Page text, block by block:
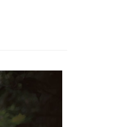
本公司）所提供，讓
店將買賣／分期付
交帳款。
成結帳。
結，可透過四大超商
完成。
需要取消訂單，請聯
效，需透過AFTEE